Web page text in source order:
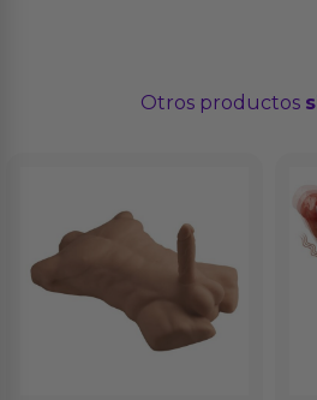
Otros productos